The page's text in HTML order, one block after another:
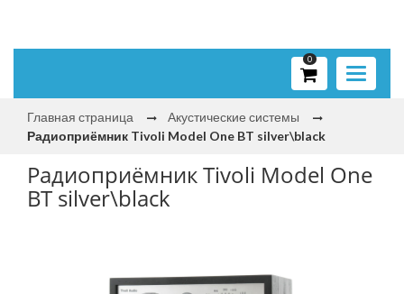
Toggle
0
Главная страница
Акустические системы
Радиоприёмник Tivoli Model One BT silver\black
Радиоприёмник Tivoli Model One
BT silver\black